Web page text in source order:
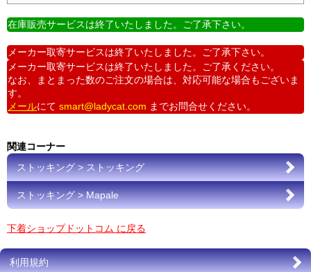
在庫販売サービスは終了いたしました。ご了承下さい。
メーカー取寄サービスは終了いたしました。ご了承下さい。
メーカー取寄サービスは終了いたしました。ご了承ください。
なお、まとまった数のご注文の場合は、対応可能な場合もございま
す。
メールにて smart@ladycat.com までお問合せください。
関連コーナー
ストッキング > ストッキング
ストッキング > Mapale
下着ショップドットコム に戻る
利用規約